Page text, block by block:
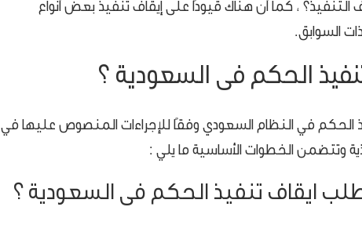
، كما أن هناك قيودًا على إيقاف تنفيذ بعض أنواع
السوابق.
الحكم فى السعودية ؟
في النظام السعودي وفقًا للإجراءات المنصوص عليها في
وتتضمن الخطوات الأساسية ما يلي :